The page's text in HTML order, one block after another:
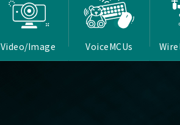
Video/Image VoiceMCUs